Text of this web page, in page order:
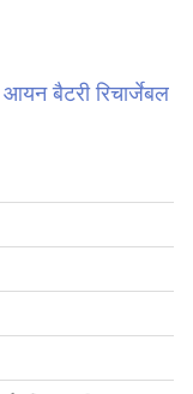
बैटरी रिचार्जेबल